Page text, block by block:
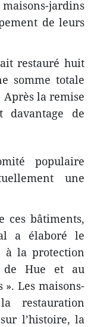
maisons-jardins
de leurs
restauré huit
somme totale
la remise
davantage de
populaire
une
ces bâtiments,
a élaboré le
à la protection
de Hue et au
Les maisons-
restauration
l’histoire, la